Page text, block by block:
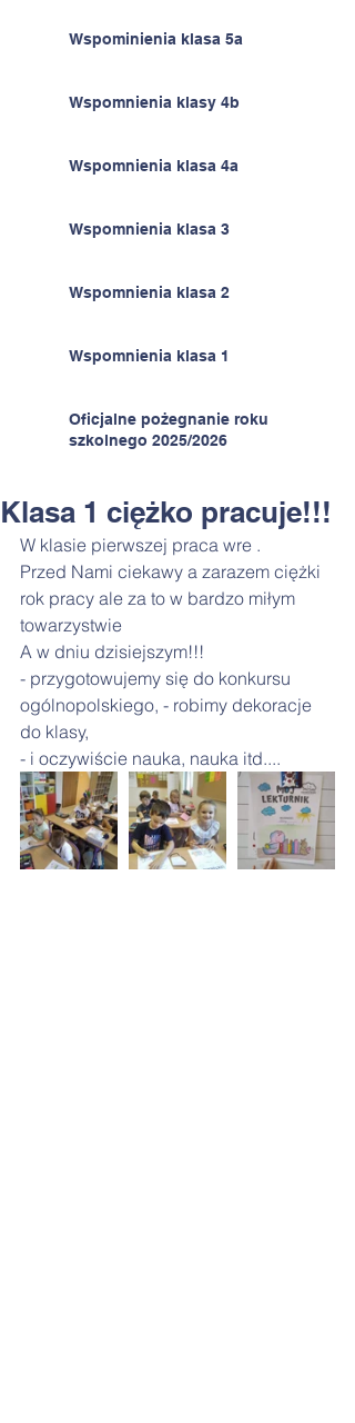
Wspominienia klasa 5a
Wspomnienia klasy 4b
Wspomnienia klasa 4a
Wspomnienia klasa 3
Wspomnienia klasa 2
Wspomnienia klasa 1
Oficjalne pożegnanie roku
szkolnego 2025/2026
Klasa 1 ciężko pracuje!!!
W klasie pierwszej praca wre .
Przed Nami ciekawy a zarazem ciężki
rok pracy ale za to w bardzo miłym
towarzystwie
A w dniu dzisiejszym!!!
- przygotowujemy się do konkursu
ogólnopolskiego, - robimy dekoracje
do klasy,
- i oczywiście nauka, nauka itd....